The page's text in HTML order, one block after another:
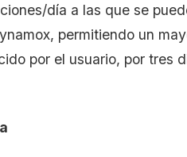
día a las que se
permitiendo un
por el usuario, por tres